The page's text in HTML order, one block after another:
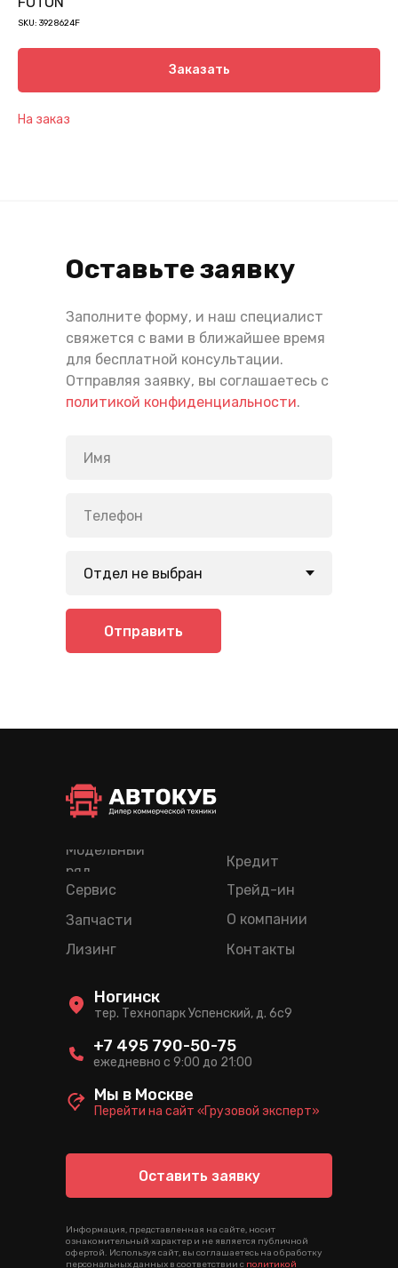
SKU: 3928624F
Заказать
На заказ
Оставьте заявку
Заполните форму, и наш специалист
свяжется с вами в ближайшее время
для бесплатной консультации.
Отправляя заявку, вы соглашаетесь с
политикой конфиденциальности.
Отправить
Лизинг
Кредит
Трейд-ин
Модельный
ряд
Сервис
Запчасти
О компании
Контакты
Оставить заявку
Информация, представленная на сайте, носит
ознакомительный характер и не является публичной
офертой. Используя сайт, вы соглашаетесь на обработку
персональных данных в соответствии с политикой
тер. Технопарк Успенский, д. 6c9
Ногинск
ежедневно с 9:00 до 21:00
+7 495 790-50-75
Перейти на сайт «Грузовой эксперт»
Мы в Москве